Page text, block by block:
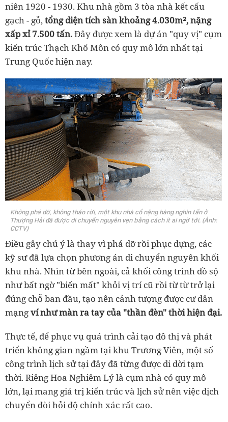
niên 1920 - 1930. Khu nhà gồm 3 tòa nhà kết cấu
gạch - gỗ,tổng diện tích sàn khoảng 4.030m², nặng
xấp xỉ 7.500 tấn.Đây được xem là dự án "quy vị" cụm
kiến trúc Thạch Khố Môn có quy mô lớn nhất tại
Trung Quốc hiện nay.
Không phá dỡ, không tháo rời, một khu nhà cổ nặng hàng nghìn tấn ở
Thượng Hải đã được di chuyển nguyên vẹn bằng cách ít ai ngờ tới. (Ảnh:
CCTV)
Điều gây chú ý là thay vì phá dỡ rồi phục dựng, các
kỹ sư đã lựa chọn phương án di chuyển nguyên khối
khu nhà. Nhìn từ bên ngoài, cả khối công trình đồ sộ
như bất ngờ "biến mất" khỏi vị trí cũ rồi từ từ trở lại
đúng chỗ ban đầu, tạo nên cảnh tượng được cư dân
mạngví như màn ra tay của "thần đèn" thời hiện đại.
Thực tế, để phục vụ quá trình cải tạo đô thị và phát
triển không gian ngầm tại khu Trương Viên, một số
công trình lịch sử tại đây đã từng được di dời tạm
thời. Riêng Hoa Nghiêm Lý là cụm nhà có quy mô
lớn, lại mang giá trị kiến trúc và lịch sử nên việc dịch
chuyển đòi hỏi độ chính xác rất cao.